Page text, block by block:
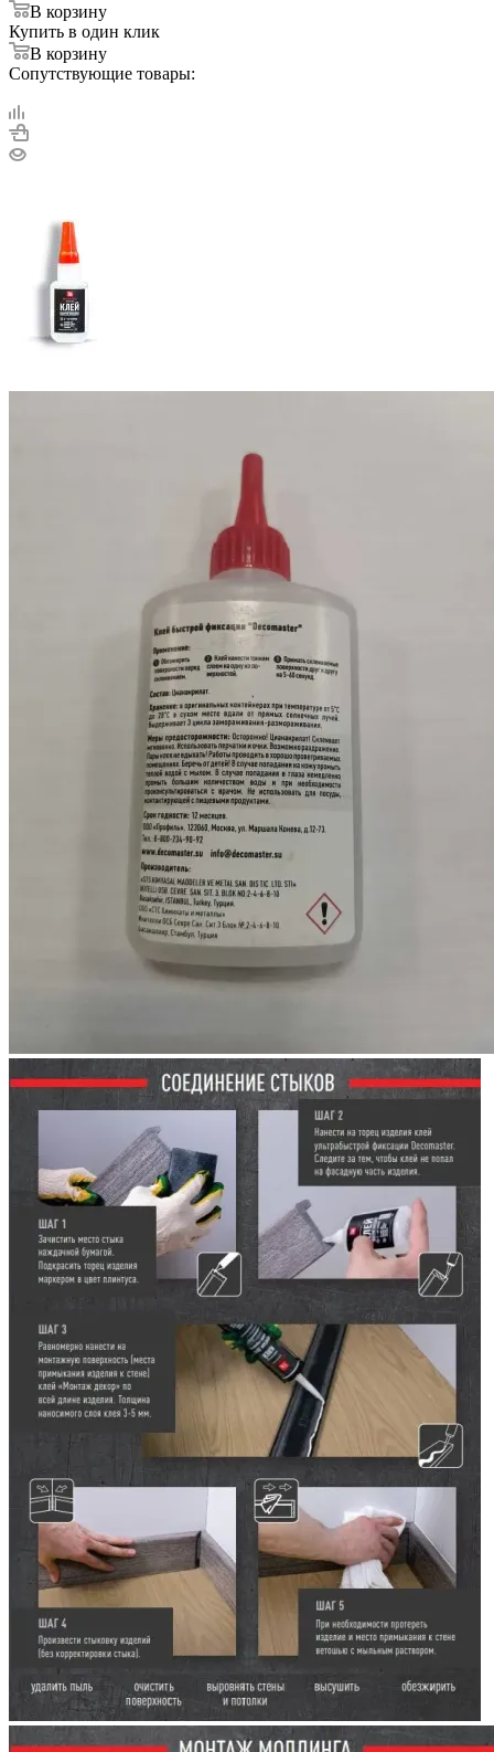
В корзину
Купить в один клик
В корзину
Сопутствующие товары: